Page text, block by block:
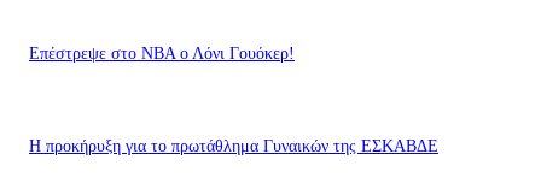
Επέστρεψε στο ΝΒΑ ο Λόνι Γουόκερ!
Η προκήρυξη για το πρωτάθλημα Γυναικών της ΕΣΚΑΒΔΕ